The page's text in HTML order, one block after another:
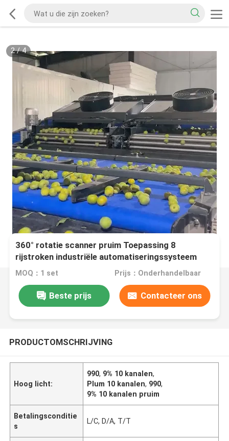
2/4
360° rotatie scanner pruim Toepassing 8
rijstroken industriële automatiseringssysteem
MOQ：1 set Prijs：Onderhandelbaar
Beste prijs Contacteer ons
PRODUCTOMSCHRIJVING
Hoog licht:
990, 9% 10 kanalen,
Plum 10 kanalen, 990,
9% 10 kanalen pruim
Betalingsconditie
s
L/C, D/A, T/T